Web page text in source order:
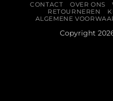
CONTACT OVER ONS
RETOURNEREN
ALGEMENE
Copyright